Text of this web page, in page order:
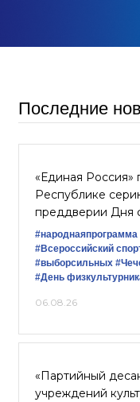
Последние
«Единая Россия»
Республике
преддверии Дня
#народнаяпрограмма
#Всероссийский
#выборсильных
#День
06.08.26
«Партийный
учреждений